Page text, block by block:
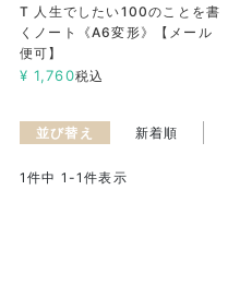
T 人生でしたい100のことを書
くノート《A6変形》【メール
便可】
¥ 1,760税込
並び替え 新着順
1件中 1 -1件表示